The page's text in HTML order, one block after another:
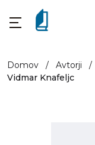
Domov / Avtorji /
Vidmar Knafeljc